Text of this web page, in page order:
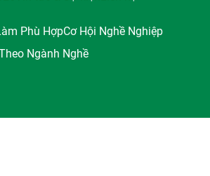
Phù HợpCơ Hội Nghề Nghiệp
Ngành Nghề